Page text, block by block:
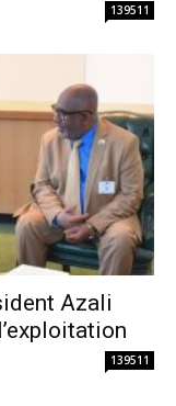
139511
Azali
139511